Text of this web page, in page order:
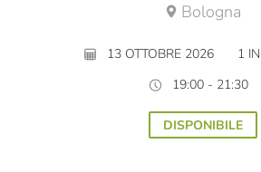
Bologna
13 OTTOBRE 2026
1
19:00 - 21:30
DISPONIBILE